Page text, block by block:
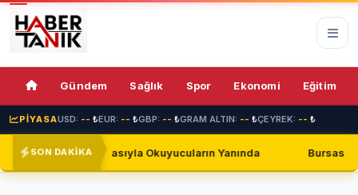
Gündem Sağlık Spor Ekonomi Eğitim
PİYASAUSD: -- ₺EUR: -- ₺GBP: -- ₺GRAM ALTIN: -- ₺ÇEYREK: -- ₺
SON DAKİKA
Okuyucuların Yanında Bursaspor, Shakhtar
76%